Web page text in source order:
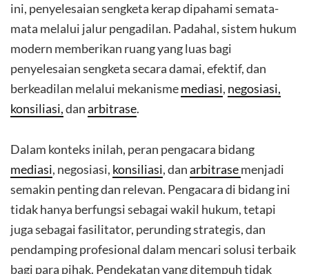
ini, penyelesaian sengketa kerap dipahami semata-
mata melalui jalur pengadilan. Padahal, sistem hukum
modern memberikan ruang yang luas bagi
penyelesaian sengketa secara damai, efektif, dan
berkeadilan melalui mekanismemediasi, negosiasi,
konsiliasi,danarbitrase.
Dalam konteks inilah, peran pengacara bidang
mediasi, negosiasi, konsiliasi, danarbitrasemenjadi
semakin penting dan relevan. Pengacara di bidang ini
tidak hanya berfungsi sebagai wakil hukum, tetapi
juga sebagai fasilitator, perunding strategis, dan
pendamping profesional dalam mencari solusi terbaik
bagi para pihak. Pendekatan yang ditempuh tidak